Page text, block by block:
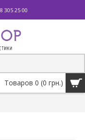
305 25 00
Товаров 0 (0 грн.)